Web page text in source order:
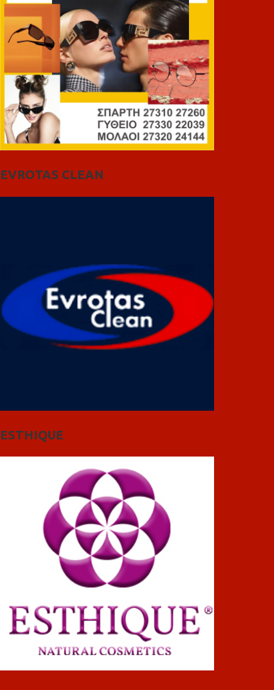
EVROTAS CLEAN
ESTHIQUE